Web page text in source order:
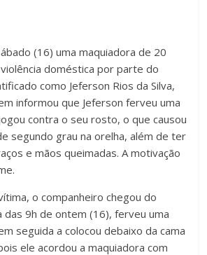
(16) uma maquiadora de 20
doméstica por parte do
como Jeferson Rios da Silva,
informou que Jeferson ferveu uma
contra o seu rosto, o que causou
segundo grau na orelha, além de ter
e mãos queimadas. A motivação
o companheiro chegou do
9h de ontem (16), ferveu uma
seguida a colocou debaixo da cama
ele acordou a maquiadora com